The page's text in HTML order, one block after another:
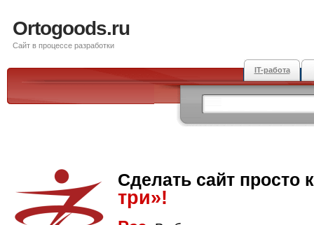
Ortogoods.ru
Сайт в процессе разработки
IT-работа
Сделать сайт просто
три»!